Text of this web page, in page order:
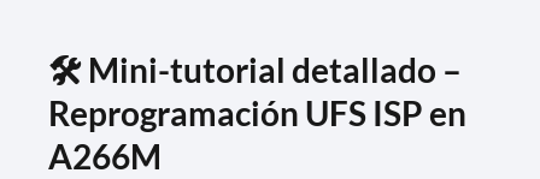
🛠 Mini-tutorial detallado –
Reprogramación UFS ISP en
A266M